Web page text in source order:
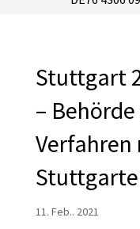
Stuttgart
–
11. Feb.. 2021